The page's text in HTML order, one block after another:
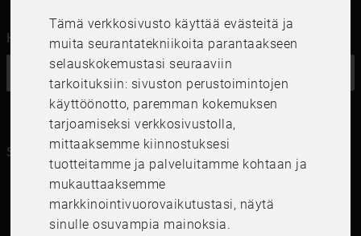
Tämä verkkosivusto käyttää evästeitä ja
muita seurantatekniikoita parantaakseen
selauskokemustasi seuraaviin
tarkoituksiin: sivuston perustoimintojen
käyttöönotto, paremman kokemuksen
tarjoamiseksi verkkosivustolla,
mittaaksemme kiinnostuksesi
tuotteitamme ja palveluitamme kohtaan ja
mukauttaaksemme
markkinointivuorovaikutustasi, näytä
sinulle osuvampia mainoksia.
Haluatko uutiskirjeemme?
Seuraa meitä kanavillasi